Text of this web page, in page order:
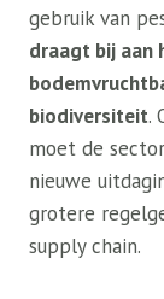
gebruik van
draagt ​​bij aan
biodiversiteit.
moet de
nieuwe
grotere
supply chain.